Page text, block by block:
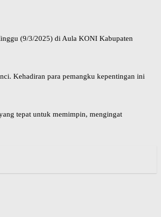
(9/3/2025) di Aula KONI Kabupaten
Kehadiran para pemangku kepentingan ini
tepat untuk memimpin, mengingat